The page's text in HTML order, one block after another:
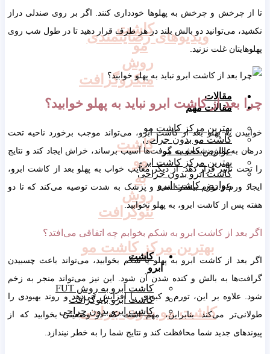
ویدیوهای رضایتمندی
مقالات
مقالات مهم
بهترین مرکز کاشت مو
کاشت مو بدون جراحی
عوارض کاشت مو
بهترین مرکز کاشت ابرو
کاشت ابرو بدون جراحی
عوارض کاشت ابرو
بهترین مرکز کاشت مو
کاشت مو بدون جراحی
کاشت
مو
روش
میکروگرافت
کاشت
مو
به
روش
نئوگرافت
کاشت
ابرو
کاشت ابرو به روش FUT
کاشت ابرو بایوگرافت
کاشت ابرو بدون جراحی
چرخش و چرخش به پهلوها خودداری کنند. اگر بر روی صندلی دراز
می‌توانید دو بالش بلند در هر طرف قرار دهید تا در طول شب روی
غلت نزنید.
بعد از کاشت ابرو نباید به پهلو خوابید؟
به پهلو بعد از کاشت ابرو، می‌تواند موجب برخورد ناحیه تحت
به بالش شده و به گرفت‌ها آسیب برساند، خراش ایجاد کند و نتایج
تاثیر قرار دهد. از دیگر معایب خواب به پهلو بعد از کاشت ابرو،
ورم و تورم بیشتر است و پزشک به شدت توصیه می‌کند که تا دو
پس از کاشت ابرو، به پهلو نخوابید.
از کاشت ابرو به شکم بخوابم چه اتفاقی می‌افتد؟
از کاشت ابرو به پهلو یا شکم بخوابید، می‌تواند باعث چسبیدن
به بالش و کنده شدن آن شود. این نیز می‌تواند منجر به زخم
بر این، تورم و کبودی را افزایش می‌دهد و روند بهبودی را
می‌کند. بنابراین، مهم است که در وضعیتی بخوابید که از
جدید شما محافظت کند و نتایج شما را به خطر نیندازد.